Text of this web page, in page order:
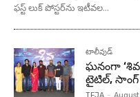
ఫస్ట్ లుక్ పోస్టర్‌ను ఇటీవల...
టాలీవుడ్
ఘనంగా
టైటిల్,
TFJA -